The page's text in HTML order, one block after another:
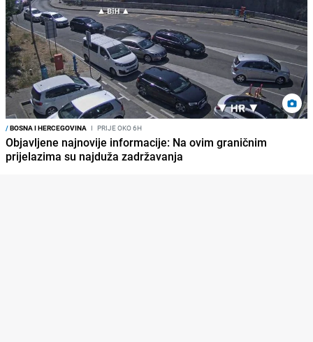
/BOSNA I HERCEGOVINA I PRIJE OKO 6H
Objavljene najnovije informacije: Na ovim graničnim
prijelazima su najduža zadržavanja